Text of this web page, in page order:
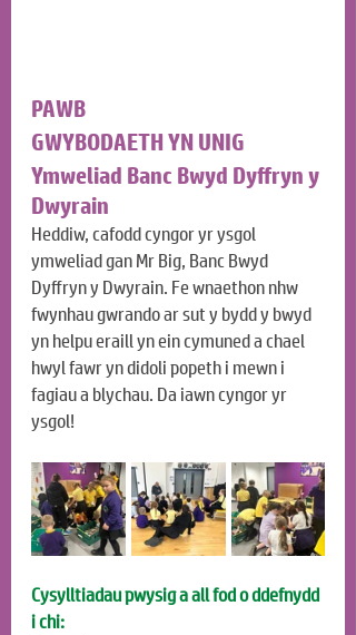
PAWB
GWYBODAETH YN UNIG
Ymweliad Banc Bwyd Dyffryn y
Dwyrain
Heddiw, cafodd cyngor yr ysgol
ymweliad gan Mr Big, Banc Bwyd
Dyffryn y Dwyrain. Fe wnaethon nhw
fwynhau gwrando ar sut y bydd y bwyd
yn helpu eraill yn ein cymuned a chael
hwyl fawr yn didoli popeth i mewn i
fagiau a blychau. Da iawn cyngor yr
ysgol!
Cysylltiadau pwysig a all fod o ddefnydd
i chi: